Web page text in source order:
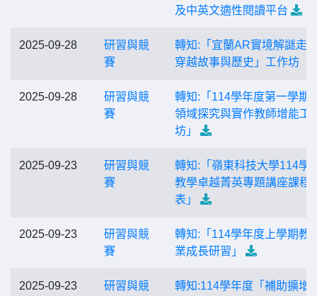
及中英文適性閱讀平台
2025-09-28
研習與競
賽
轉知:「宜蘭AR實境解謎走
穿越故事與歷史」工作坊
2025-09-28
研習與競
賽
轉知:「114學年度第一學期
領域探究與實作教師增能工
坊」
2025-09-23
研習與競
賽
轉知:「嶺東科技大學114學
教學卓越菁英專題講座課程
表」
2025-09-23
研習與競
賽
轉知:「114學年度上學期教
業成長研習」
2025-09-23
研習與競
轉知:114學年度「補助擴增